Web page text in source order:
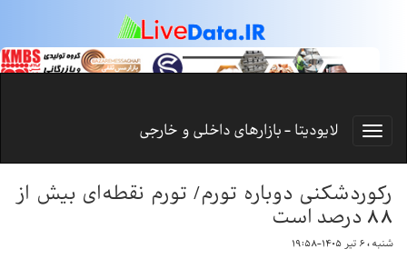
لایودیتا - بازارهای داخلی و خارجی
رکوردشکنی دوباره تورم/ تورم نقطه‌ای بیش از
۸۸ درصد است
شنبه ، ۶ تیر ۱۴۰۵-۱۹:۵۸